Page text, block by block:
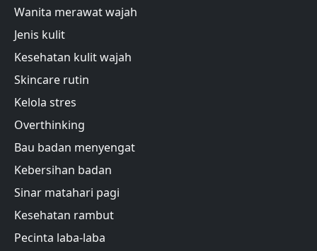
Wanita merawat wajah
Jenis kulit
Kesehatan kulit wajah
Skincare rutin
Kelola stres
Overthinking
Bau badan menyengat
Kebersihan badan
Sinar matahari pagi
Kesehatan rambut
Pecinta laba-laba